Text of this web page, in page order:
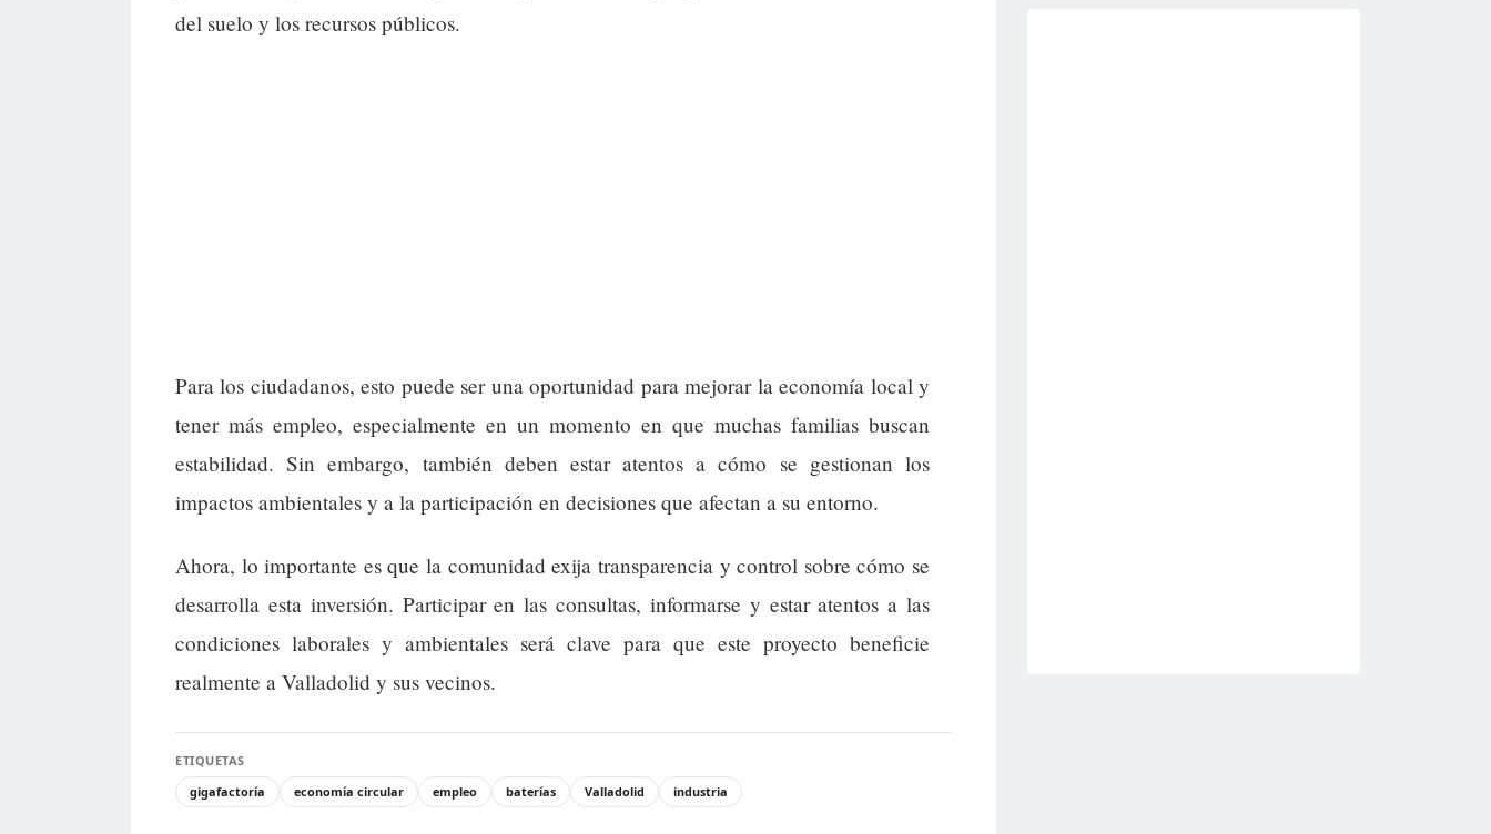
del suelo y los recursos públicos.
Para los ciudadanos, esto puede ser una oportunidad para mejorar la economía local y
tener más empleo, especialmente en un momento en que muchas familias buscan
estabilidad. Sin embargo, también deben estar atentos a cómo se gestionan los
impactos ambientales y a la participación en decisiones que afectan a su entorno.
Ahora, lo importante es que la comunidad exija transparencia y control sobre cómo se
desarrolla esta inversión. Participar en las consultas, informarse y estar atentos a las
condiciones laborales y ambientales será clave para que este proyecto beneficie
realmente a Valladolid y sus vecinos.
ETIQUETAS
gigafactoría
economía circular empleo baterías Valladolid industria